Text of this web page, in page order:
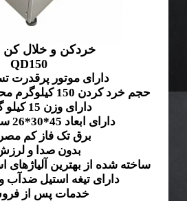
دارای موتور پرقدرت
حجم خرد کردن 150 کیلوگرم محصول در ساعت
دارای وزن 15 کیلو گرم
دارای ابعاد 45*30*26 سانتی متر
برق تک فاز کم
بدون صدا و
ساخته شده از بهترین آلیاژهای
دارای تیغه استیل ضدآب
خدمات پس از
خردکن و خلال کن
QD150